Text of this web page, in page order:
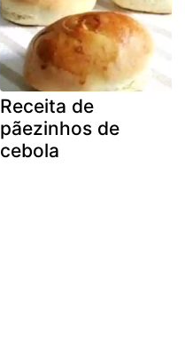
Receita de
pãezinhos de
cebola